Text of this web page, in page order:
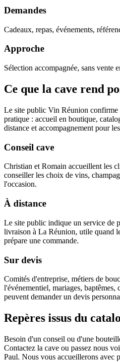
Demandes
Cadeaux, repas, événements,
Approche
Sélection accompagnée, sans vente
Ce que la cave rend
Le site public Vin Réunion confirme
pratique : accueil en boutique,
distance et accompagnement pour
Conseil cave
Christian et Romain accueillent les
conseiller les choix de vins,
l'occasion.
À distance
Le site public indique un service de
livraison à La Réunion, utile quand
prépare une commande.
Sur devis
Comités d'entreprise, métiers de
l'événementiel, mariages, baptêmes,
peuvent demander un devis
Repères issus du
Besoin d'un conseil ou d'une
Contactez la cave ou passez nous
Paul. Nous vous accueillerons avec